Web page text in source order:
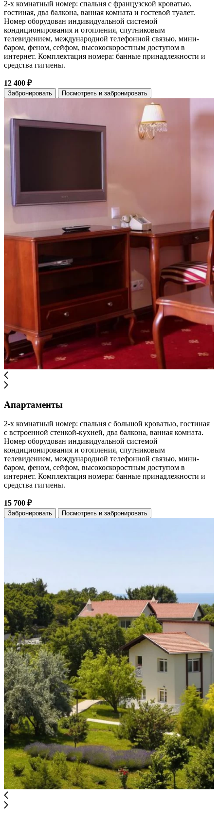
2-х комнатный номер: спальня с французской кроватью,
гостиная, два балкона, ванная комната и гостевой туалет.
Номер оборудован индивидуальной системой
кондиционирования и отопления, спутниковым
телевидением, международной телефонной связью, мини-
баром, феном, сейфом, высокоскоростным доступом в
интернет. Комплектация номера: банные принадлежности и
средства гигиены.
12 400 ₽
Забронировать Посмотреть и забронировать
Апартаменты
2-х комнатный номер: спальня с большой кроватью, гостиная
с встроенной стенкой-кухней, два балкона, ванная комната.
Номер оборудован индивидуальной системой
кондиционирования и отопления, спутниковым
телевидением, международной телефонной связью, мини-
баром, феном, сейфом, высокоскоростным доступом в
интернет. Комплектация номера: банные принадлежности и
средства гигиены.
15 700 ₽
Забронировать Посмотреть и забронировать